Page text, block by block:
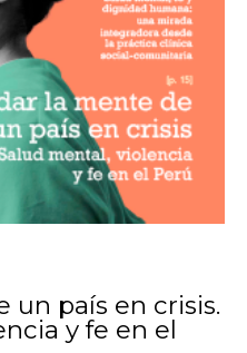
un país en crisis.
y fe en el